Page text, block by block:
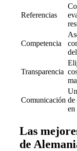
Referencias
Competencia
Transparencia
Comunicación de
en
Las
de